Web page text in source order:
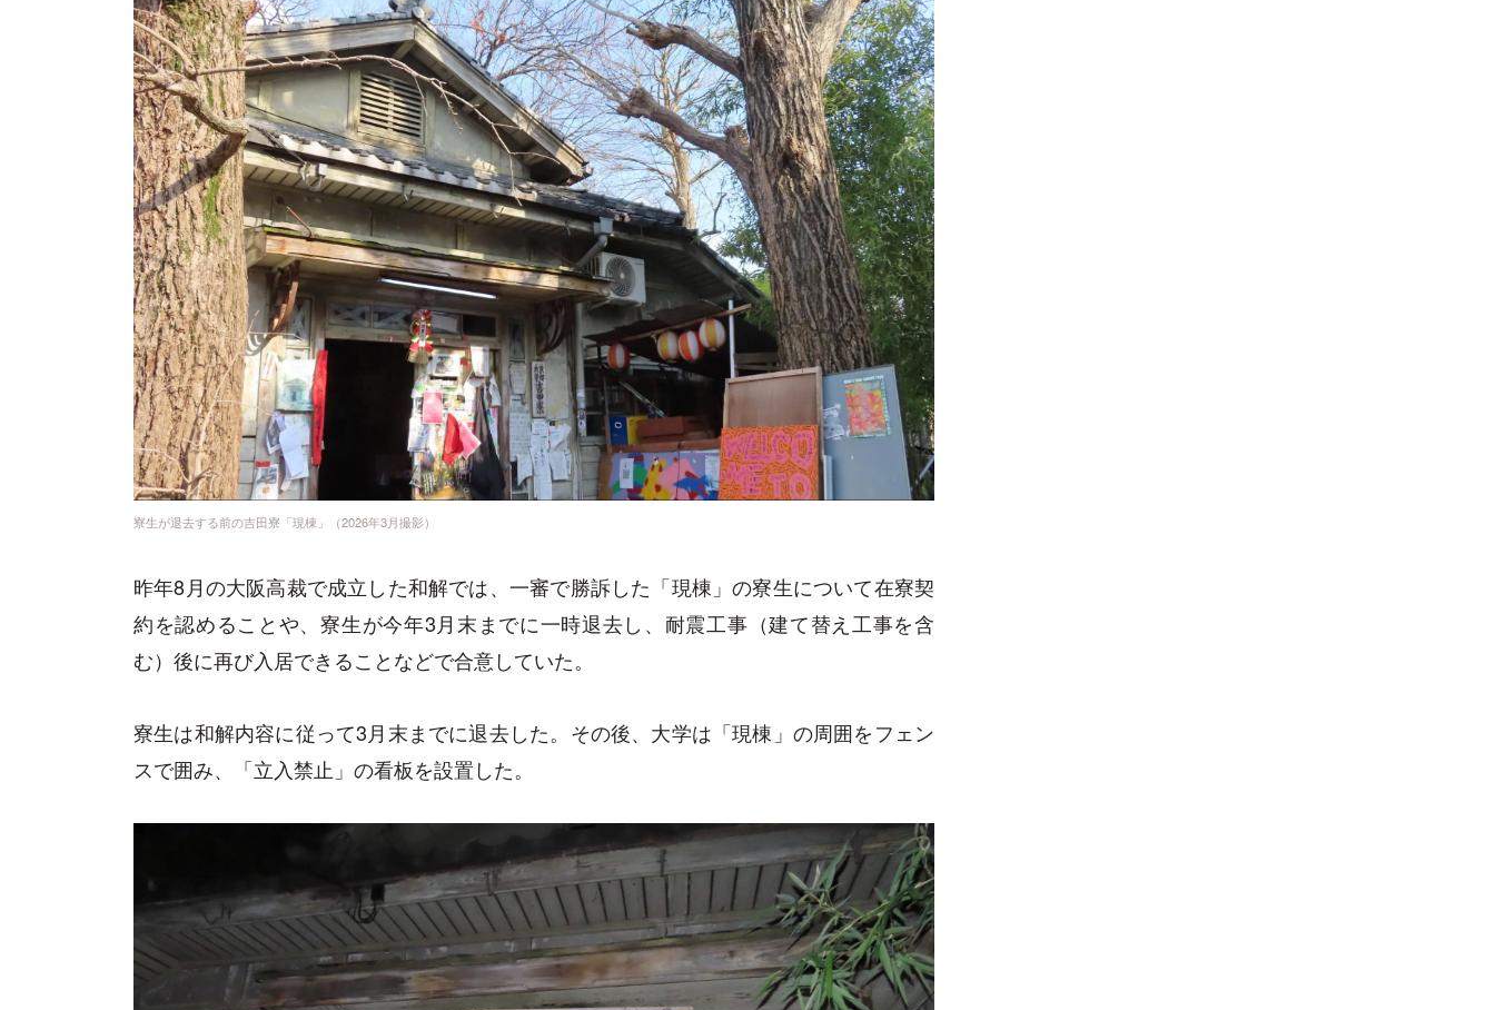
寮生が退去する前の吉田寮「現棟」（2026年3月撮影）
昨年8月の大阪高裁で成立した和解では、一審で勝訴した「現棟」の寮生について在寮契
約を認めることや、寮生が今年3月末までに一時退去し、耐震工事（建て替え工事を含
む）後に再び入居できることなどで合意していた。
寮生は和解内容に従って3月末までに退去した。その後、大学は「現棟」の周囲をフェン
スで囲み、「立入禁止」の看板を設置した。